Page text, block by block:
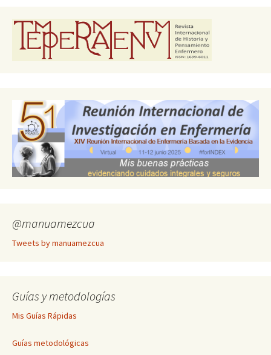
@manuamezcua
Tweets by manuamezcua
Guías y metodologías
Mis Guías Rápidas
Guías metodológicas